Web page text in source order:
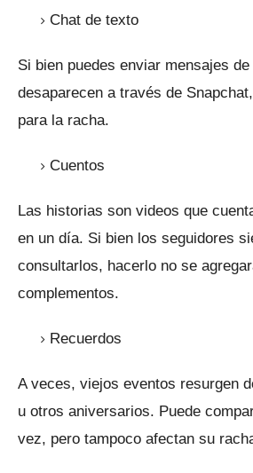
Chat de texto
Si bien puedes enviar mensajes
desaparecen a través de
para la racha.
Cuentos
Las historias son videos que
en un día. Si bien los seguidores
consultarlos, hacerlo no se
complementos.
Recuerdos
A veces, viejos eventos resurgen
u otros aniversarios. Puede
vez, pero tampoco afectan su